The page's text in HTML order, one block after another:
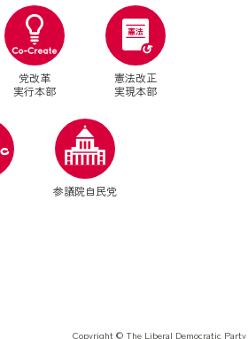
党改革
実行本部
憲法改正
実現本部
参議院自民党
別ウィンドウリンク
Copyright © The Liberal Democratic Party